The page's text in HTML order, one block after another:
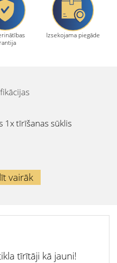
Izsekojama piegāde
1x tīrīšanas sūklis
vairāk
tīrītāji kā jauni!